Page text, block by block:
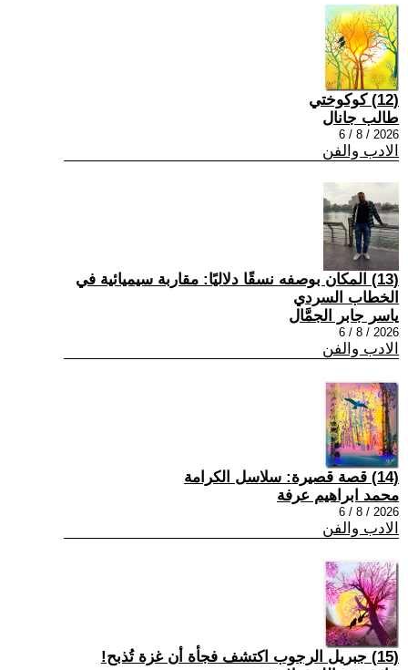
(12) كوكوختي
طالب جانال
2026 / 8 / 6
الادب والفن
(13) المكان بوصفه نسقًا دلاليًا: مقاربة سيميائية في
الخطاب السردي
ياسر جابر الجمَّال
2026 / 8 / 6
الادب والفن
(14) قصة قصيرة: سلاسل الكرامة
محمد ابراهيم عرفة
2026 / 8 / 6
الادب والفن
(15) جبريل الرجوب اكتشف فجأة أن غزة تُذبح!